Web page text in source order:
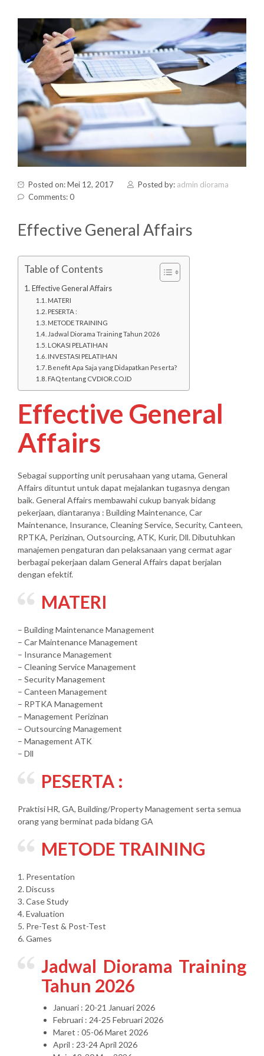
Posted on: Mei 12, 2017 Posted by: admin diorama
Comments: 0
Effective General Affairs
Table of Contents
Effective General Affairs
MATERI
PESERTA :
METODE TRAINING
Jadwal Diorama Training Tahun 2026
LOKASI PELATIHAN
INVESTASI PELATIHAN
Benefit Apa Saja yang Didapatkan Peserta?
FAQ tentang CVDIOR.CO.ID
Effective General
Affairs
Sebagai supporting unit perusahaan yang utama, General
Affairs dituntut untuk dapat mejalankan tugasnya dengan
baik. General Affairs membawahi cukup banyak bidang
pekerjaan, diantaranya : Building Maintenance, Car
Maintenance, Insurance, Cleaning Service, Security, Canteen,
RPTKA, Perizinan, Outsourcing, ATK, Kurir, Dll. Dibutuhkan
manajemen pengaturan dan pelaksanaan yang cermat agar
berbagai pekerjaan dalam General Affairs dapat berjalan
dengan efektif.
MATERI
– Building Maintenance Management
– Car Maintenance Management
– Insurance Management
– Cleaning Service Management
– Security Management
– Canteen Management
– RPTKA Management
– Management Perizinan
– Outsourcing Management
– Management ATK
– Dll
PESERTA :
Praktisi HR, GA, Building/Property Management serta semua
orang yang berminat pada bidang GA
METODE TRAINING
1. Presentation
2. Discuss
3. Case Study
4. Evaluation
5. Pre-Test & Post-Test
6. Games
Jadwal Diorama Training
Tahun 2026
Januari : 20-21 Januari 2026
Februari : 24-25 Februari 2026
Maret : 05-06 Maret 2026
April : 23-24 April 2026